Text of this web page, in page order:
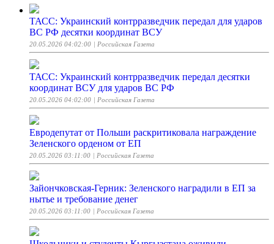
ТАСС: Украинский контрразведчик передал для ударов
ВС РФ десятки координат ВСУ
20.05.2026 04:02:00 | Российская Газета
ТАСС: Украинский контрразведчик передал десятки
координат ВСУ для ударов ВС РФ
20.05.2026 04:02:00 | Российская Газета
Евродепутат от Польши раскритиковала награждение
Зеленского орденом от ЕП
20.05.2026 03:11:00 | Российская Газета
Зайончковская-Герник: Зеленского наградили в ЕП за
нытье и требование денег
20.05.2026 03:11:00 | Российская Газета